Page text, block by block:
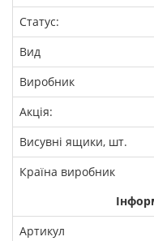
Статус:
Вид
Виробник
Акція:
Висувні ящики, шт.
Країна виробник
Артикул